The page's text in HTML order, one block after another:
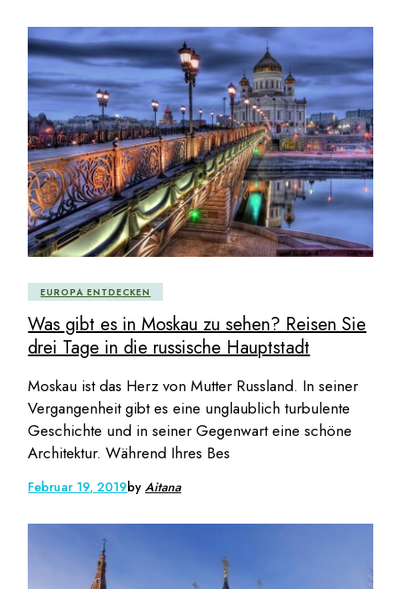
EUROPA ENTDECKEN
Was gibt es in Moskau zu sehen? Reisen Sie
drei Tage in die russische Hauptstadt
Moskau ist das Herz von Mutter Russland. In seiner
Vergangenheit gibt es eine unglaublich turbulente
Geschichte und in seiner Gegenwart eine schöne
Architektur. Während Ihres Bes
Februar 19, 2019byAitana